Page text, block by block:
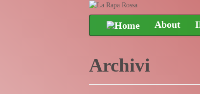
About
Archivi